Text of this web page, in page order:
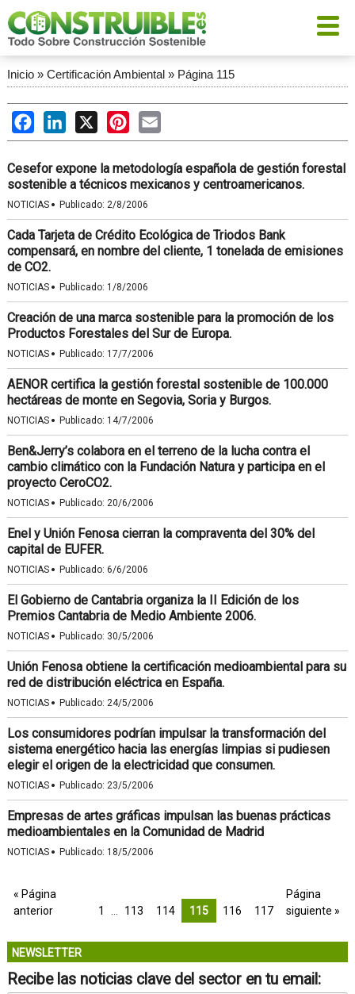
Inicio» Certificación Ambiental» Página 115
FacebookLinkedIn
X PinterestEmail
Cesefor expone la metodología española de gestión forestal
sostenible a técnicos mexicanos y centroamericanos.
NOTICIAS · Publicado: 2/8/2006
Cada Tarjeta de Crédito Ecológica de Triodos Bank
compensará, en nombre del cliente, 1 tonelada de emisiones
de CO2.
NOTICIAS · Publicado: 1/8/2006
Creación de una marca sostenible para la promoción de los
Productos Forestales del Sur de Europa.
NOTICIAS · Publicado: 17/7/2006
AENOR certifica la gestión forestal sostenible de 100.000
hectáreas de monte en Segovia, Soria y Burgos.
NOTICIAS · Publicado: 14/7/2006
Ben&Jerry’s colabora en el terreno de la lucha contra el
cambio climático con la Fundación Natura y participa en el
proyecto CeroCO2.
NOTICIAS · Publicado: 20/6/2006
Enel y Unión Fenosa cierran la compraventa del 30% del
capital de EUFER.
NOTICIAS · Publicado: 6/6/2006
El Gobierno de Cantabria organiza la II Edición de los
Premios Cantabria de Medio Ambiente 2006.
NOTICIAS · Publicado: 30/5/2006
Unión Fenosa obtiene la certificación medioambiental para su
red de distribución eléctrica en España.
NOTICIAS · Publicado: 24/5/2006
Los consumidores podrían impulsar la transformación del
sistema energético hacia las energías limpias si pudiesen
elegir el origen de la electricidad que consumen.
NOTICIAS · Publicado: 23/5/2006
Empresas de artes gráficas impulsan las buenas prácticas
medioambientales en la Comunidad de Madrid
NOTICIAS · Publicado: 18/5/2006
« Página
anterior
1 113 114 115 116 117
Página
siguiente »
NEWSLETTER
Recibe las noticias clave del sector en tu email: